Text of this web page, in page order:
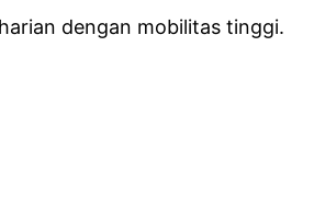
dengan mobilitas tinggi.